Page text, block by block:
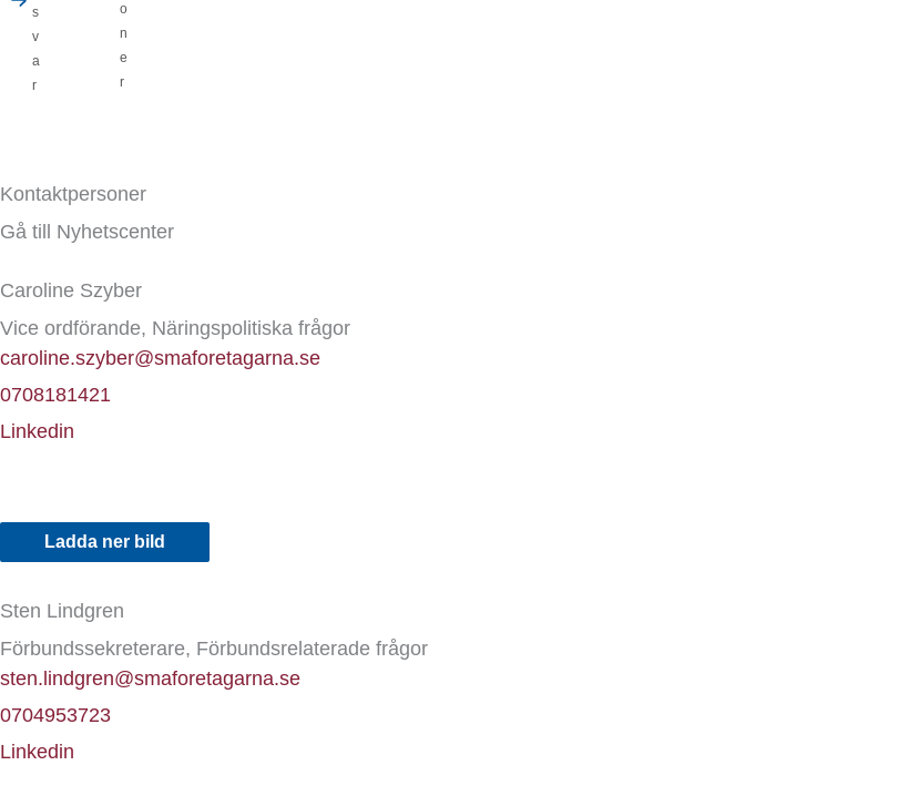
s
v
a
r
o
n
e
r
Kontaktpersoner
Gå till Nyhetscenter
Caroline Szyber
Vice ordförande, Näringspolitiska frågor
caroline.szyber@smaforetagarna.se
0708181421
Linkedin
Ladda ner bild
Sten Lindgren
Förbundssekreterare, Förbundsrelaterade frågor
sten.lindgren@smaforetagarna.se
0704953723
Linkedin